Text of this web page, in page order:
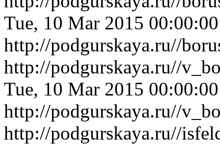
Tue, 10 Mar 2015
http://podgurskaya.ru//
http://podgurskaya.ru//
Tue, 10 Mar 2015
http://podgurskaya.ru//
http://podgurskaya.ru//